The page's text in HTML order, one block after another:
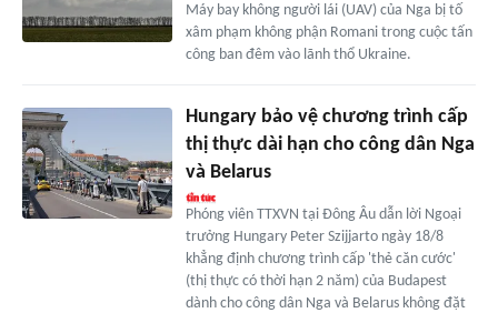
Máy bay không người lái (UAV) của Nga bị tố
xâm phạm không phận Romani trong cuộc tấn
công ban đêm vào lãnh thổ Ukraine.
Hungary bảo vệ chương trình cấp
thị thực dài hạn cho công dân Nga
và Belarus
Phóng viên TTXVN tại Đông Âu dẫn lời Ngoại
trưởng Hungary Peter Szijjarto ngày 18/8
khẳng định chương trình cấp 'thẻ căn cước'
(thị thực có thời hạn 2 năm) của Budapest
dành cho công dân Nga và Belarus không đặt